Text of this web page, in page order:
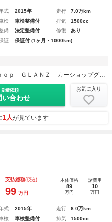
式 2015年 走行
7.0万km
検
車検整備付 排気
1500cc
備
法定整備付 修復
あり
証
保証付 (1ヶ月・1000km)
積依頼
い合わせ
お気に入り
1人が見ています
支払総額(税込)
99 万円
本体価格
89
万円
諸費用
10
万円
式 2015年 走行
6.0万km
検
車検整備付 排気
1500cc